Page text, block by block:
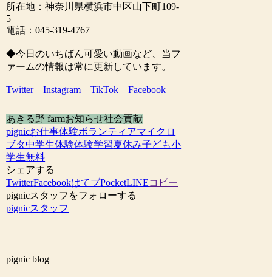
所在地：神奈川県横浜市中区山下町109-
5
電話：045-319-4767
◆今日のいちばん可愛い動画など、当フ
ァームの情報は常に更新しています。
Twitter Instagram TikTok Facebook
あきる野 farmお知らせ社会貢献
pignicお仕事体験ボランティアマイクロ
ブタ中学生体験体験学習夏休み子ども小
学生無料
シェアする
TwitterFacebookはてブPocketLINEコピー
pignicスタッフをフォローする
pignicスタッフ
pignic blog